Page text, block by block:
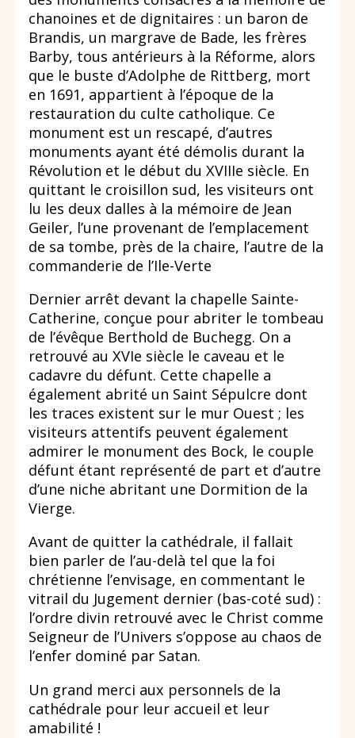
chanoines et de dignitaires : un baron de
Brandis, un margrave de Bade, les frères
Barby, tous antérieurs à la Réforme, alors
que le buste d’Adolphe de Rittberg, mort
en 1691, appartient à l’époque de la
restauration du culte catholique. Ce
monument est un rescapé, d’autres
monuments ayant été démolis durant la
Révolution et le début du XVIIIe siècle. En
quittant le croisillon sud, les visiteurs ont
lu les deux dalles à la mémoire de Jean
Geiler, l’une provenant de l’emplacement
de sa tombe, près de la chaire, l’autre de la
commanderie de l’Ile-Verte
Dernier arrêt devant la chapelle Sainte-
Catherine, conçue pour abriter le tombeau
de l’évêque Berthold de Buchegg. On a
retrouvé au XVIe siècle le caveau et le
cadavre du défunt. Cette chapelle a
également abrité un Saint Sépulcre dont
les traces existent sur le mur Ouest ; les
visiteurs attentifs peuvent également
admirer le monument des Bock, le couple
défunt étant représenté de part et d’autre
d’une niche abritant une Dormition de la
Vierge.
Avant de quitter la cathédrale, il fallait
bien parler de l’au-delà tel que la foi
chrétienne l’envisage, en commentant le
vitrail du Jugement dernier (bas-coté sud) :
l’ordre divin retrouvé avec le Christ comme
Seigneur de l’Univers s’oppose au chaos de
l’enfer dominé par Satan.
Un grand merci aux personnels de la
cathédrale pour leur accueil et leur
amabilité !